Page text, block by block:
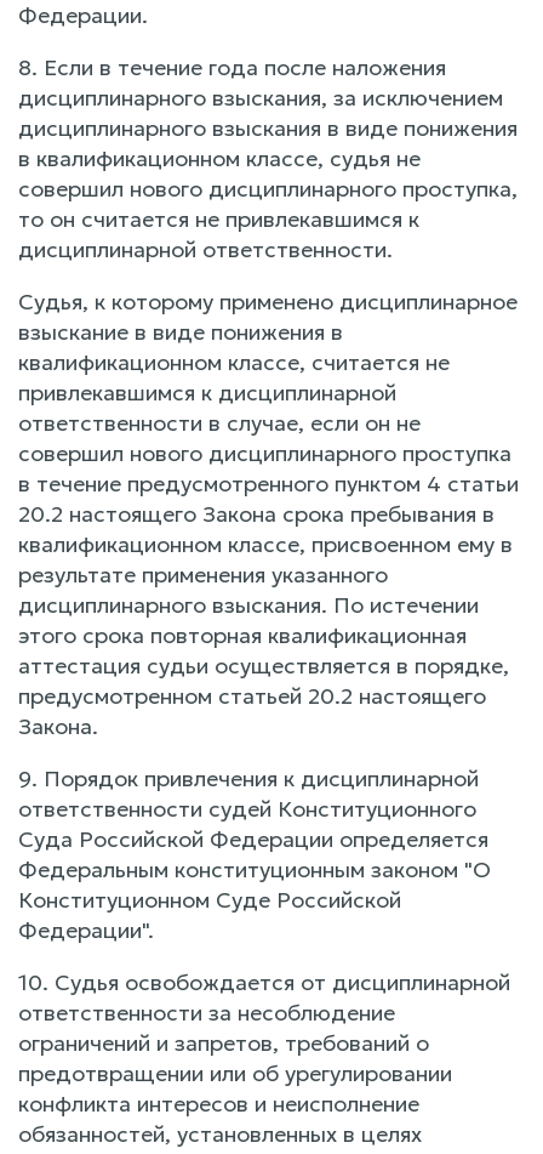
Федерации.
8. Если в течение года после наложения
дисциплинарного взыскания, за исключением
дисциплинарного взыскания в виде понижения
в квалификационном классе, судья не
совершил нового дисциплинарного проступка,
то он считается не привлекавшимся к
дисциплинарной ответственности.
Судья, к которому применено дисциплинарное
взыскание в виде понижения в
квалификационном классе, считается не
привлекавшимся к дисциплинарной
ответственности в случае, если он не
совершил нового дисциплинарного проступка
в течение предусмотренного пунктом 4 статьи
20.2 настоящего Закона срока пребывания в
квалификационном классе, присвоенном ему в
результате применения указанного
дисциплинарного взыскания. По истечении
этого срока повторная квалификационная
аттестация судьи осуществляется в порядке,
предусмотренном статьей 20.2 настоящего
Закона.
9. Порядок привлечения к дисциплинарной
ответственности судей Конституционного
Суда Российской Федерации определяется
Федеральным конституционным законом "О
Конституционном Суде Российской
Федерации".
10. Судья освобождается от дисциплинарной
ответственности за несоблюдение
ограничений и запретов, требований о
предотвращении или об урегулировании
конфликта интересов и неисполнение
обязанностей, установленных в целях